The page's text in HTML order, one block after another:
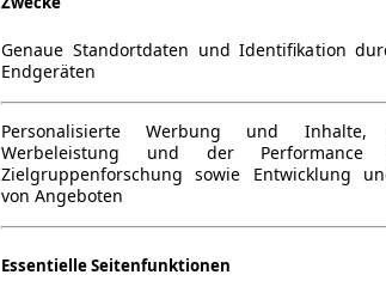
Genaue Standortdaten und Identifikation
Endgeräten
Personalisierte Werbung und Inhalte,
Werbeleistung und der Performance
Zielgruppenforschung sowie Entwicklung
von Angeboten
Essentielle Seitenfunktionen